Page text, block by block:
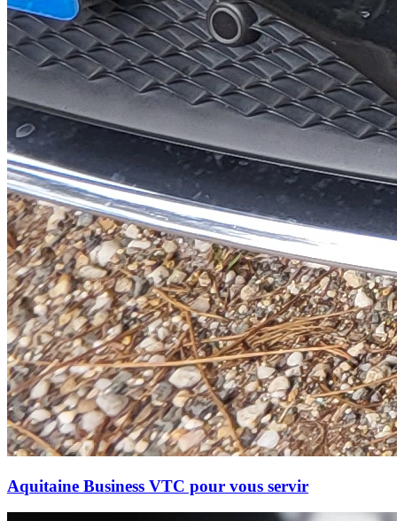
Aquitaine Business VTC pour vous servir